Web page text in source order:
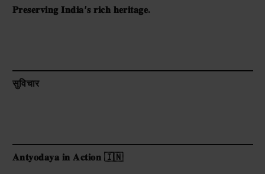
𝐏𝐫𝐞𝐬𝐞𝐫𝐯𝐢𝐧𝐠 𝐈𝐧𝐝𝐢𝐚’𝐬 𝐫𝐢𝐜𝐡 𝐡𝐞𝐫𝐢𝐭𝐚𝐠𝐞.
सुविचार
𝐀𝐧𝐭𝐲𝐨𝐝𝐚𝐲𝐚 𝐢𝐧 𝐀𝐜𝐭𝐢𝐨𝐧 🇮🇳